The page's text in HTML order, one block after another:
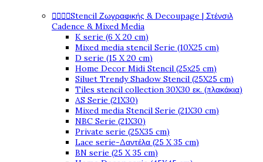
Stencil Ζωγραφικής & Decoupage | Στένσιλ
Cadence & Mixed Media
K serie (6 X 20 cm)
Mixed media stencil Serie (10X25 cm)
D serie (15 X 20 cm)
Home Decor Midi Stencil (25x25 cm)
Siluet Trendy Shadow Stencil (25X25 cm)
Tiles stencil collection 30X30 εκ. (πλακάκια)
AS Serie (21X30)
Mixed media Stencil Serie (21X30 cm)
NBC Serie (21X30)
Private serie (25X35 cm)
Lace serie-Δαντέλα (25 X 35 cm)
BN serie (25 X 35 cm)